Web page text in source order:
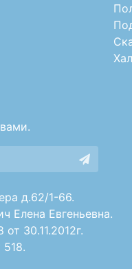
д.62/1-66.
Елена Евгеньевна.
30.11.2012г.